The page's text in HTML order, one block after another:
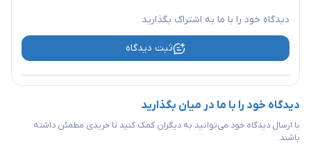
دیدگاه خود را با ما به اشتراک بگذارید
ثبت دیدگاه
دیدگاه خود را با ما در میان بگذارید
با ارسال دیدگاه خود می‌توانید به دیگران کمک کنید تا خریدی مطمئن داشته
باشند.